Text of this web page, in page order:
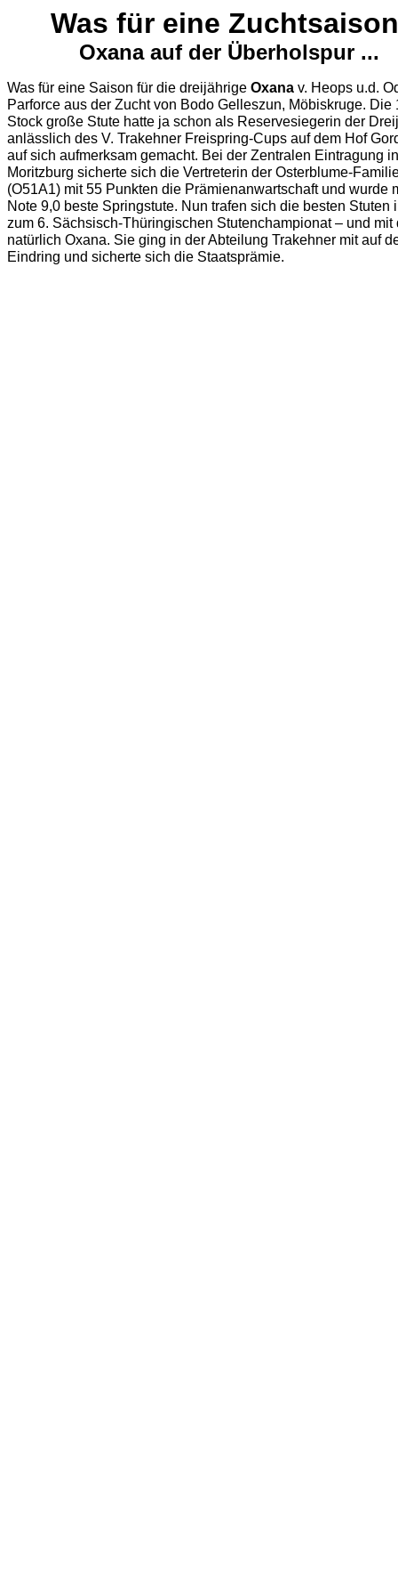
Was für eine
Oxana auf der Überholspur ...
Was für eine Saison für die dreijährige Oxana v. Heops u.d.
Parforce aus der Zucht von Bodo Gelleszun, Möbiskruge. Die
Stock große Stute hatte ja schon als Reservesiegerin der
anlässlich des V. Trakehner Freispring-Cups auf dem Hof
auf sich aufmerksam gemacht. Bei der Zentralen Eintragung in
Moritzburg sicherte sich die Vertreterin der Osterblume-
(O51A1) mit 55 Punkten die Prämienanwartschaft und wurde
Note 9,0 beste Springstute. Nun trafen sich die besten Stuten
zum 6. Sächsisch-Thüringischen Stutenchampionat – und mit
natürlich Oxana. Sie ging in der Abteilung Trakehner mit auf
Eindring und sicherte sich die Staatsprämie.